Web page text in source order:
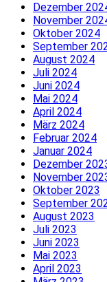
Dezember
November
Oktober 2024
September
August 2024
Juli 2024
Juni 2024
Mai 2024
April 2024
März 2024
Februar 2024
Januar 2024
Dezember
November
Oktober 2023
September
August 2023
Juli 2023
Juni 2023
Mai 2023
April 2023